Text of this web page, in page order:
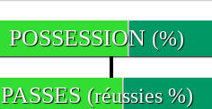
POSSESSION (%)
PASSES (réussies %)